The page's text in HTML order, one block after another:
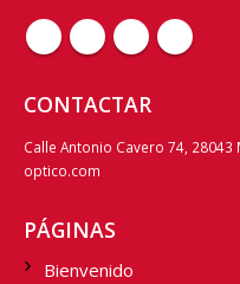
CONTACTAR
Calle Antonio Cavero 74,
optico.com
PÁGINAS
Bienvenido